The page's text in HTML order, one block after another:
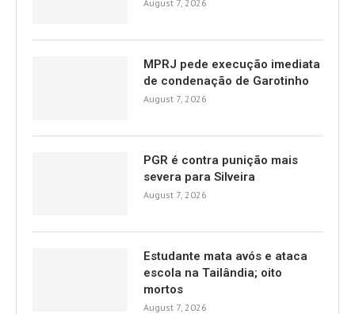
August 7, 2026
MPRJ pede execução imediata
de condenação de Garotinho
August 7, 2026
PGR é contra punição mais
severa para Silveira
August 7, 2026
Estudante mata avós e ataca
escola na Tailândia; oito
mortos
August 7, 2026